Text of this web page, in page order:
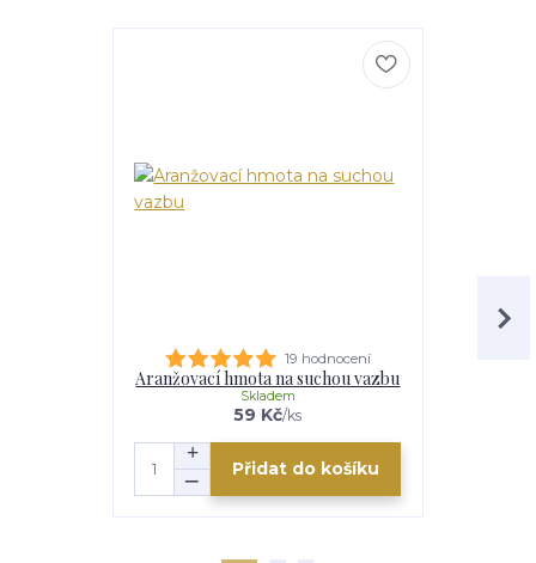
19 hodnocení
Aranžovací hmota na suchou vazbu
59 Kč/ks
Skladem
Přidat do košíku